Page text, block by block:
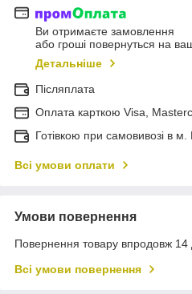
Ви отримаєте замовлення
або гроші повернуться на
Детальніше
Післяплата
Оплата карткою Visa,
Готівкою при самовивозі в
Всі умови оплати
Умови повернення
Повернення товару впродовж 14
Всі умови повернення